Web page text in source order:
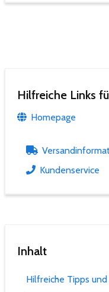
Hilfreiche Links
Homepage
Kundenservice
Inhalt
Hilfreiche Tipps